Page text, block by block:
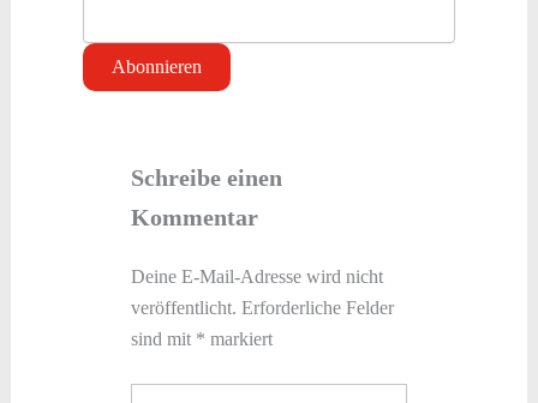
Schreibe einen
Kommentar
Deine E-Mail-Adresse wird nicht
veröffentlicht. Erforderliche Felder
sind mit * markiert